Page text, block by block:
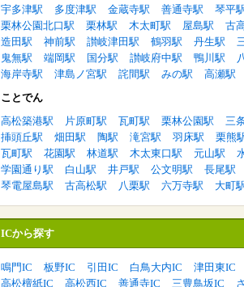
宇多津駅
多度津駅 金蔵寺駅 善通寺駅 琴平
栗林公園北口駅
栗林駅 木太町駅 屋島駅 古
造田駅
神前駅 讃岐津田駅 鶴羽駅 丹生駅
鬼無駅
端岡駅 国分駅 讃岐府中駅 鴨川駅
海岸寺駅
津島ノ宮駅 詫間駅 みの駅 高瀬駅
ことでん
高松築港駅
片原町駅 瓦町駅 栗林公園駅 三
挿頭丘駅
畑田駅 陶駅 滝宮駅 羽床駅 栗熊
瓦町駅
花園駅 林道駅 木太東口駅 元山駅
学園通り駅
白山駅 井戸駅 公文明駅 長尾駅
琴電屋島駅
古高松駅 八栗駅 六万寺駅 大町
ICから探す
鳴門IC 板野IC 引田IC 白鳥大内IC 津田東IC
高松檀紙IC
高松西IC 善通寺IC 三豊鳥坂IC